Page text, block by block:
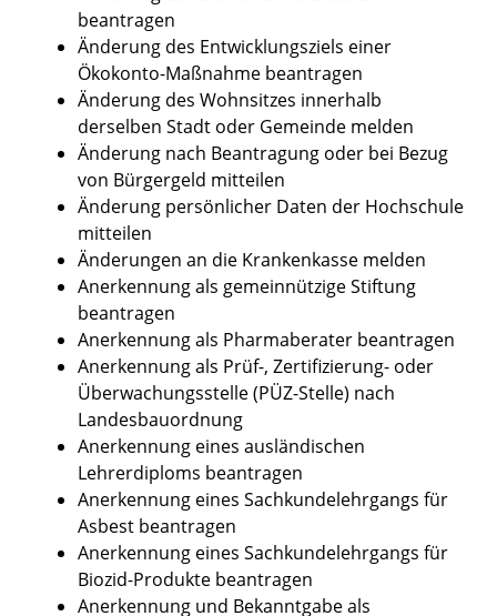
beantragen
Änderung des Entwicklungsziels einer
Ökokonto-Maßnahme beantragen
Änderung des Wohnsitzes innerhalb
derselben Stadt oder Gemeinde melden
Änderung nach Beantragung oder bei Bezug
von Bürgergeld mitteilen
Änderung persönlicher Daten der Hochschule
mitteilen
Änderungen an die Krankenkasse melden
Anerkennung als gemeinnützige Stiftung
beantragen
Anerkennung als Pharmaberater beantragen
Anerkennung als Prüf-, Zertifizierung- oder
Überwachungsstelle (PÜZ-Stelle) nach
Landesbauordnung
Anerkennung eines ausländischen
Lehrerdiploms beantragen
Anerkennung eines Sachkundelehrgangs für
Asbest beantragen
Anerkennung eines Sachkundelehrgangs für
Biozid-Produkte beantragen
Anerkennung und Bekanntgabe als